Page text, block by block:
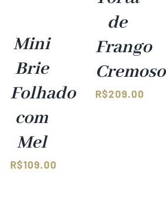
Mini
Brie
Folhado
com
Mel
R$109.00
de
Frango
Cremoso
R$209.00